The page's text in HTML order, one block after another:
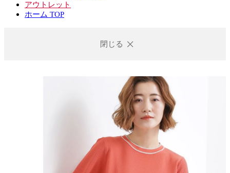
アウトレット
ホーム TOP
閉じる